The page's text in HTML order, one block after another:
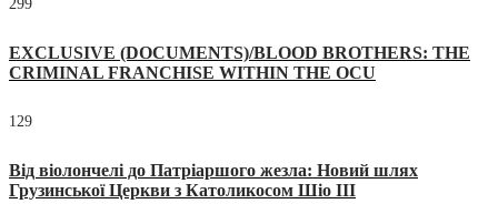
299
EXCLUSIVE (DOCUMENTS)/BLOOD BROTHERS: THE
CRIMINAL FRANCHISE WITHIN THE OCU
129
Від віолончелі до Патріаршого жезла: Новий шлях
Грузинської Церкви з Католикосом Шіо III